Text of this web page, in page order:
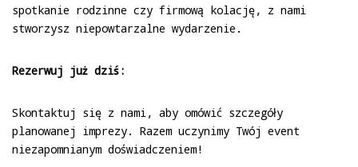
spotkanie rodzinne czy firmową kolację, z nami
stworzysz niepowtarzalne wydarzenie.
Rezerwuj już dziś:
Skontaktuj się z nami, aby omówić szczegóły
planowanej imprezy. Razem uczynimy Twój event
niezapomnianym doświadczeniem!